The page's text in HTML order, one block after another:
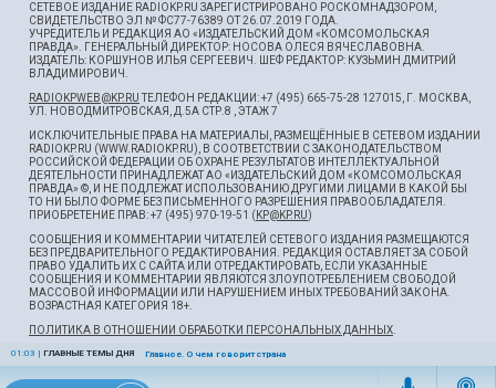
01:03 | ГЛАВНЫЕ ТЕМЫ ДНЯ Главное. О чем говорит страна
СЕТЕВОЕ ИЗДАНИЕ RADIOKP.RU ЗАРЕГИСТРИРОВАНО РОСКОМНАДЗОРОМ,
СВИДЕТЕЛЬСТВО ЭЛ № ФС77-76389 ОТ 26.07.2019 ГОДА.
УЧРЕДИТЕЛЬ И РЕДАКЦИЯ АО «ИЗДАТЕЛЬСКИЙ ДОМ «КОМСОМОЛЬСКАЯ
ПРАВДА». ГЕНЕРАЛЬНЫЙ ДИРЕКТОР: НОСОВА ОЛЕСЯ ВЯЧЕСЛАВОВНА.
ИЗДАТЕЛЬ: КОРШУНОВ ИЛЬЯ СЕРГЕЕВИЧ. ШEФ РЕДАКТОР: КУЗЬМИН ДМИТРИЙ
ВЛАДИМИРОВИЧ.
RADIOKPWEB@KP.RUТЕЛЕФОН РЕДАКЦИИ: +7 (495) 665-75-28 127015, Г. МОСКВА,
УЛ. НОВОДМИТРОВСКАЯ, Д.5А СТР.8 , ЭТАЖ 7
ИСКЛЮЧИТЕЛЬНЫЕ ПРАВА НА МАТЕРИАЛЫ, РАЗМЕЩЁННЫЕ В СЕТЕВОМ ИЗДАНИИ
RADIOKP.RU (WWW.RADIOKP.RU), В СООТВЕТСТВИИ С ЗАКОНОДАТЕЛЬСТВОМ
РОССИЙСКОЙ ФЕДЕРАЦИИ ОБ ОХРАНЕ РЕЗУЛЬТАТОВ ИНТЕЛЛЕКТУАЛЬНОЙ
ДЕЯТЕЛЬНОСТИ ПРИНАДЛЕЖАТ АО «ИЗДАТЕЛЬСКИЙ ДОМ «КОМСОМОЛЬСКАЯ
ПРАВДА» ©, И НЕ ПОДЛЕЖАТ ИСПОЛЬЗОВАНИЮ ДРУГИМИ ЛИЦАМИ В КАКОЙ БЫ
ТО НИ БЫЛО ФОРМЕ БЕЗ ПИСЬМЕННОГО РАЗРЕШЕНИЯ ПРАВООБЛАДАТЕЛЯ.
ПРИОБРЕТЕНИЕ ПРАВ: +7 (495) 970-19-51 ( KP@KP.RU)
СООБЩЕНИЯ И КОММЕНТАРИИ ЧИТАТЕЛЕЙ СЕТЕВОГО ИЗДАНИЯ РАЗМЕЩАЮТСЯ
БЕЗ ПРЕДВАРИТЕЛЬНОГО РЕДАКТИРОВАНИЯ. РЕДАКЦИЯ ОСТАВЛЯЕТ ЗА СОБОЙ
ПРАВО УДАЛИТЬ ИХ С САЙТА ИЛИ ОТРЕДАКТИРОВАТЬ, ЕСЛИ УКАЗАННЫЕ
СООБЩЕНИЯ И КОММЕНТАРИИ ЯВЛЯЮТСЯ ЗЛОУПОТРЕБЛЕНИЕМ СВОБОДОЙ
МАССОВОЙ ИНФОРМАЦИИ ИЛИ НАРУШЕНИЕМ ИНЫХ ТРЕБОВАНИЙ ЗАКОНА.
ВОЗРАСТНАЯ КАТЕГОРИЯ 18+.
ПОЛИТИКА В ОТНОШЕНИИ ОБРАБОТКИ ПЕРСОНАЛЬНЫХ ДАННЫХ.